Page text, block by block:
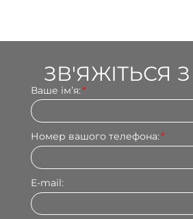
ЗВ'ЯЖІТЬСЯ
Ваше імʼя:*
Номер вашого телефона:*
E-mail: